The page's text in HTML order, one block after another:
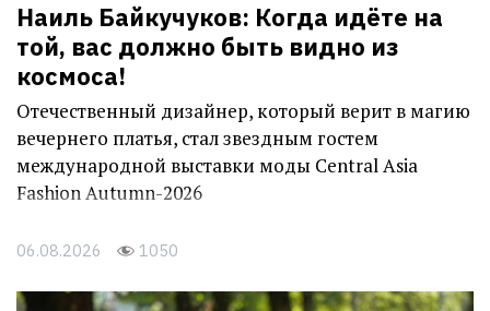
Наиль Байкучуков: Когда идёте на
той, вас должно быть видно из
космоса!
Отечественный дизайнер, который верит в магию
вечернего платья, стал звездным гостем
международной выставки моды Central Asia
Fashion Autumn-2026
06.08.2026 1050